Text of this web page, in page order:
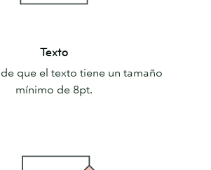
Texto
que el texto tiene un tamaño
mínimo de 8pt.